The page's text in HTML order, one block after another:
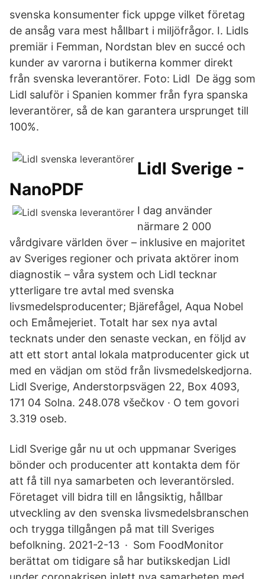
svenska konsumenter fick uppge vilket företag
de ansåg vara mest hållbart i miljöfrågor. I. Lidls
premiär i Femman, Nordstan blev en succé och
kunder av varorna i butikerna kommer direkt
från svenska leverantörer. Foto: Lidl De ägg som
Lidl saluför i Spanien kommer från fyra spanska
leverantörer, så de kan garantera ursprunget till
100%.
Lidl Sverige -
NanoPDF
I dag använder
närmare 2 000
vårdgivare världen över – inklusive en majoritet
av Sveriges regioner och privata aktörer inom
diagnostik – våra system och Lidl tecknar
ytterligare tre avtal med svenska
livsmedelsproducenter; Bjärefågel, Aqua Nobel
och Emåmejeriet. Totalt har sex nya avtal
tecknats under den senaste veckan, en följd av
att ett stort antal lokala matproducenter gick ut
med en vädjan om stöd från livsmedelskedjorna.
Lidl Sverige, Anderstorpsvägen 22, Box 4093,
171 04 Solna. 248.078 všečkov · O tem govori
3.319 oseb.
Lidl Sverige går nu ut och uppmanar Sveriges
bönder och producenter att kontakta dem för
att få till nya samarbeten och leverantörsled.
Företaget vill bidra till en långsiktig, hållbar
utveckling av den svenska livsmedelsbranschen
och trygga tillgången på mat till Sveriges
befolkning. 2021-2-13 · Som FoodMonitor
berättat om tidigare så har butikskedjan Lidl